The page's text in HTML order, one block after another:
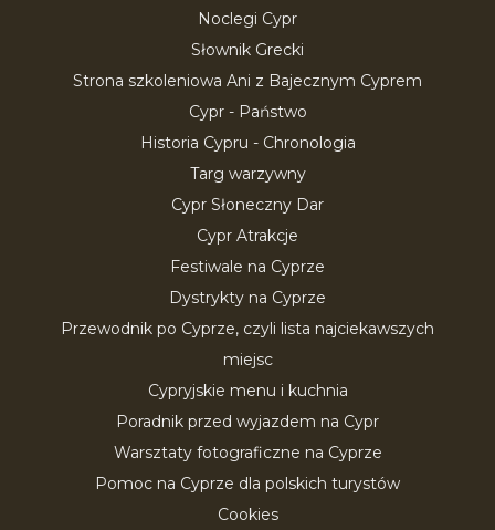
Noclegi Cypr
Słownik Grecki
Strona szkoleniowa Ani z Bajecznym Cyprem
Cypr - Państwo
Historia Cypru - Chronologia
Targ warzywny
Cypr Słoneczny Dar
Cypr Atrakcje
Festiwale na Cyprze
Dystrykty na Cyprze
Przewodnik po Cyprze, czyli lista najciekawszych
miejsc
Cypryjskie menu i kuchnia
Poradnik przed wyjazdem na Cypr
Warsztaty fotograficzne na Cyprze
Pomoc na Cyprze dla polskich turystów
Cookies